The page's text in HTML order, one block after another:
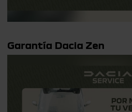
Garantía Dacia Zen